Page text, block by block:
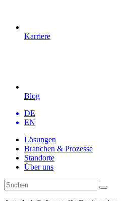
Karriere
Blog
DE
EN
Lösungen
Branchen & Prozesse
Standorte
Über uns